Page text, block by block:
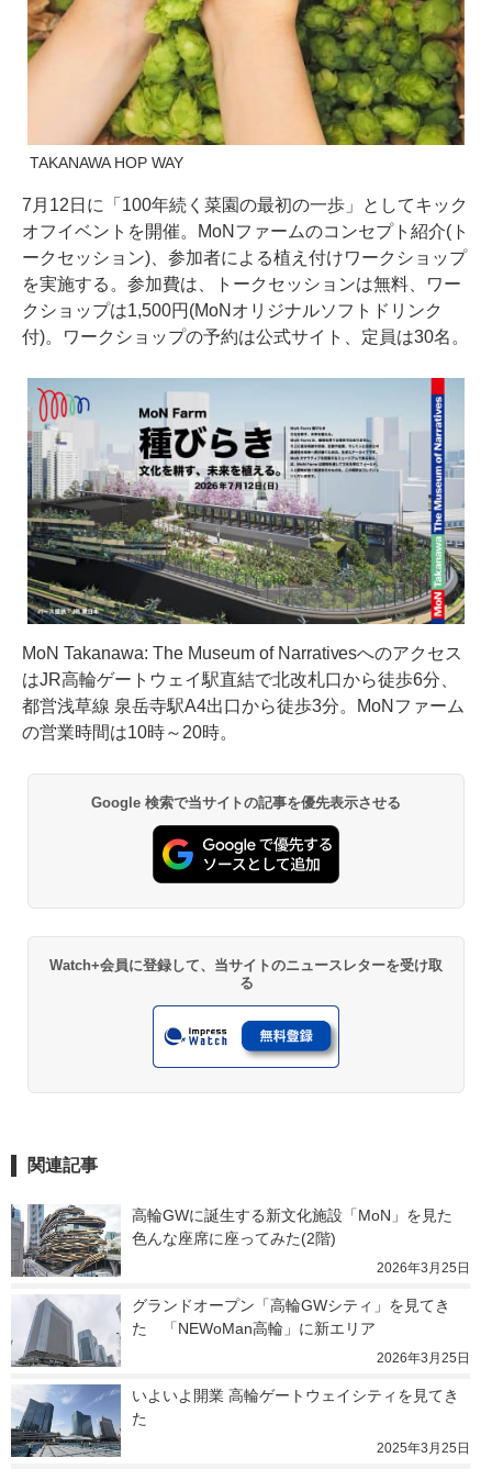
TAKANAWA HOP WAY
7月12日に「100年続く菜園の最初の一歩」としてキック
オフイベントを開催。MoNファームのコンセプト紹介(ト
ークセッション)、参加者による植え付けワークショップ
を実施する。参加費は、トークセッションは無料、ワー
クショップは1,500円(MoNオリジナルソフトドリンク
付)。ワークショップの予約は公式サイト、定員は30名。
MoN Takanawa: The Museum of Narrativesへのアクセス
はJR高輪ゲートウェイ駅直結で北改札口から徒歩6分、
都営浅草線 泉岳寺駅A4出口から徒歩3分。MoNファーム
の営業時間は10時～20時。
Google 検索で当サイトの記事を優先表示させる
Watch+会員に登録して、当サイトのニュースレターを受け取
る
関連記事
高輪GWに誕生する新文化施設「MoN」を見た
色んな座席に座ってみた(2階)
2026年3月25日
グランドオープン「高輪GWシティ」を見てき
た　「NEWoMan高輪」に新エリア
2026年3月25日
いよいよ開業 高輪ゲートウェイシティを見てき
た
2025年3月25日